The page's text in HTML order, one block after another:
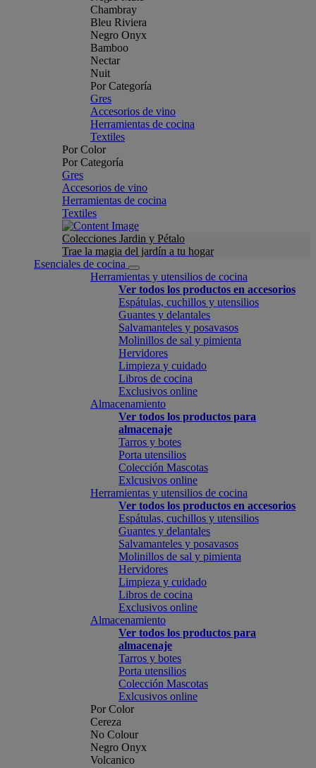
Chambray
Bleu Riviera
Negro Onyx
Bamboo
Nectar
Nuit
Por Categoría
Gres
Accesorios de vino
Herramientas de cocina
Textiles
Por Color
Por Categoría
Gres
Accesorios de vino
Herramientas de cocina
Textiles
Colecciones Jardin y Pétalo
Trae la magia del jardín a tu hogar
Esenciales de cocina
Herramientas y utensilios de cocina
Ver todos los productos en accesorios
Espátulas, cuchillos y utensilios
Guantes y delantales
Salvamanteles y posavasos
Molinillos de sal y pimienta
Hervidores
Limpieza y cuidado
Libros de cocina
Exclusivos online
Almacenamiento
Ver todos los productos para
almacenaje
Tarros y botes
Porta utensilios
Colección Mascotas
Exlcusivos online
Herramientas y utensilios de cocina
Ver todos los productos en accesorios
Espátulas, cuchillos y utensilios
Guantes y delantales
Salvamanteles y posavasos
Molinillos de sal y pimienta
Hervidores
Limpieza y cuidado
Libros de cocina
Exclusivos online
Almacenamiento
Ver todos los productos para
almacenaje
Tarros y botes
Porta utensilios
Colección Mascotas
Exlcusivos online
Por Color
Cereza
No Colour
Negro Onyx
Volcanico